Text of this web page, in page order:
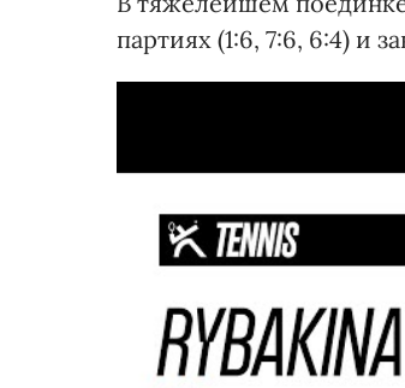
партиях (1:6, 7:6, 6:4) и